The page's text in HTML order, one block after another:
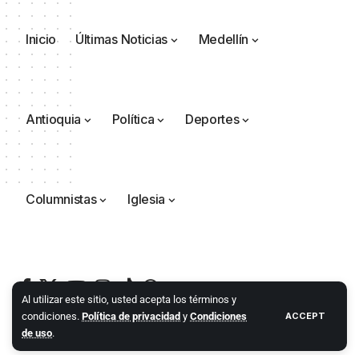
Al utilizar este sitio, usted acepta los términos y
condiciones. Política de privacidad y Condiciones
de uso.
ACCEPT
Inicio Últimas Noticias Medellín
Antioquia Política Deportes
Columnistas Iglesia